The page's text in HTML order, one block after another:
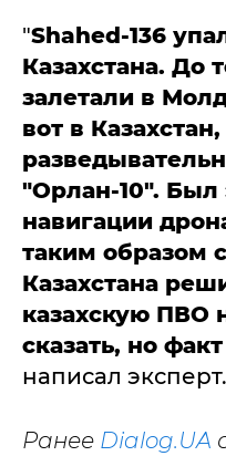
"Shahed-136
Казахстана. До
залетали в
вот в
"Орлан-10". Был
навигации
таким образом
Казахстана
казахскую ПВО
сказать, но
написал эксперт.
Ранее Dialog.UA